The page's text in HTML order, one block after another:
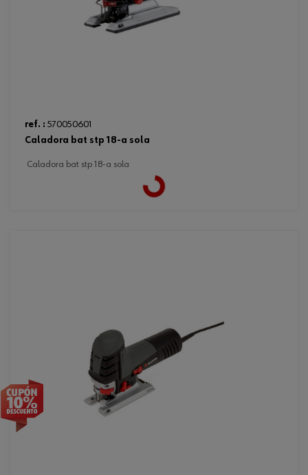
ref. : 570050601
caladora bat stp 18-a sola
caladora bat stp 18-a sola
Loading...